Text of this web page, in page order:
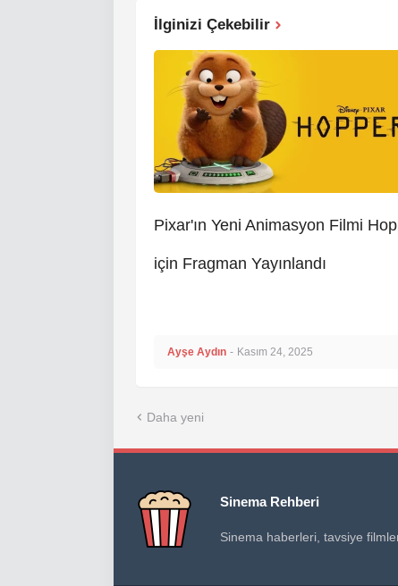
İlginizi Çekebilir
Pixar'ın Yeni Animasyon Filmi
için Fragman Yayınlandı
Ayşe Aydın - Kasım 24, 2025
Daha yeni
Sinema Rehberi
Sinema haberleri, tavsiye